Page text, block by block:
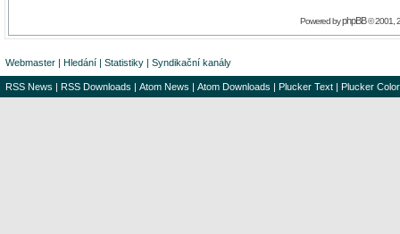
Powered byphpBB© 2001,
Webmaster | Hledání | Statistiky | Syndikační kanály
RSS News | RSS Downloads | Atom News | Atom Downloads | Plucker Text | Plucker Color